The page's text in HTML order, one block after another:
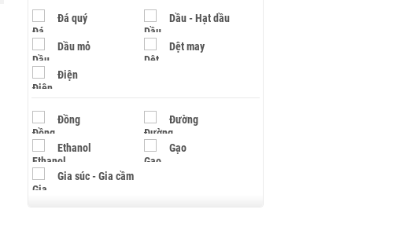
Đá quý Dầu - Hạt dầu
Dầu mỏ Dệt may
Điện
Đồng Đường
Ethanol Gạo
Gia súc - Gia cầm